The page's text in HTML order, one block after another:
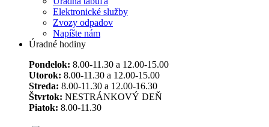
Elektronické služby
Zvozy odpadov
Napíšte nám
Úradné hodiny
Pondelok: 8.00-11.30 a 12.00-15.00
Utorok: 8.00-11.30 a 12.00-15.00
Streda: 8.00-11.30 a 12.00-16.30
Štvrtok: NESTRÁNKOVÝ DEŇ
Piatok: 8.00-11.30